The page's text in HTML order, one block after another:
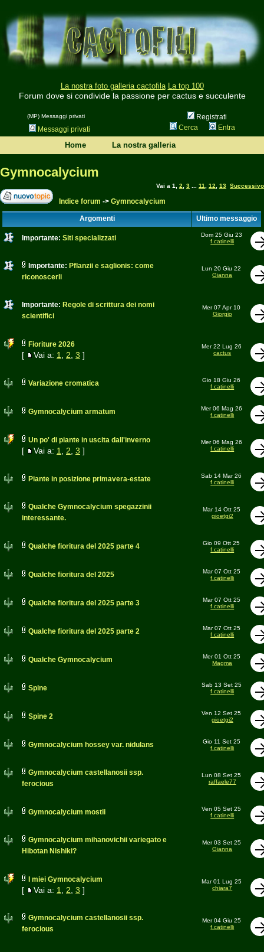
La nostra foto galleria cactofila La top 100
Forum dove si condivide la passione per cactus e succulente
(MP) Messaggi privati
Registrati
Messaggi privati
Cerca Entra
Home La nostra galleria
Gymnocalycium
Vai a 1 2 3 11 12 13 Successivo
Indice forum -> Gymnocalycium
Argomenti Ultimo messaggio
Importante: Siti specializzati
Dom 25 Giu 23
f.catinelli
Importante: Pflanzii e saglionis: come
riconoscerli
Lun 20 Giu 22
Gianna
Importante: Regole di scrittura dei nomi
scientifici
Mer 07 Apr 10
Giorgio
Fioriture 2026
[ Vai a: 1 2 3 ]
Mer 22 Lug 26
cactus
Variazione cromatica
Gio 18 Giu 26
f.catinelli
Gymnocalycium armatum
Mer 06 Mag 26
f.catinelli
Un po' di piante in uscita dall'inverno
[ Vai a: 1 2 3 ]
Mer 06 Mag 26
f.catinelli
Piante in posizione primavera-estate
Sab 14 Mar 26
f.catinelli
Qualche Gymnocalycium spegazzinii
interessante.
Mar 14 Ott 25
gioetgi2
Qualche fioritura del 2025 parte 4
Gio 09 Ott 25
f.catinelli
Qualche fioritura del 2025
Mar 07 Ott 25
f.catinelli
Qualche fioritura del 2025 parte 3
Mar 07 Ott 25
f.catinelli
Qualche fioritura del 2025 parte 2
Mar 07 Ott 25
f.catinelli
Qualche Gymnocalycium
Mer 01 Ott 25
Magma
Spine
Sab 13 Set 25
f.catinelli
Spine 2
Ven 12 Set 25
gioetgi2
Gymnocalycium hossey var. nidulans
Gio 11 Set 25
f.catinelli
Gymnocalycium castellanosii ssp.
ferocious
Lun 08 Set 25
raffaele77
Gymnocalycium mostii
Ven 05 Set 25
f.catinelli
Gymnocalycium mihanovichii variegato e
Hibotan Nishiki?
Mer 03 Set 25
Gianna
I miei Gymnocalycium
[ Vai a: 1 2 3 ]
Mar 01 Lug 25
chiara7
Gymnocalycium castellanosii ssp.
ferocious
Mer 04 Giu 25
f.catinelli